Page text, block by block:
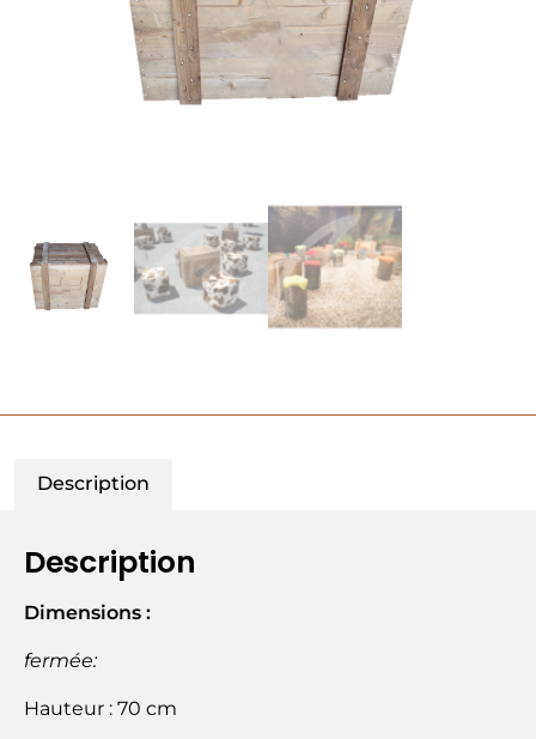
Description
Description
Dimensions :
fermée:
Hauteur : 70 cm